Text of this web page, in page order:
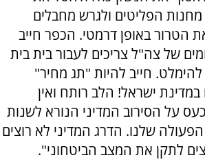
הפליטים ולגרש מחבלים
הטרור באופן דרמטי. הכפר חייב
של צה"ל צריכים לעבור בית בית
חייב להיות "תג מחיר"
במדינת ישראל! הלב רותח ואין
על הסירוב המדיני הנורא לשנות
שלנו. הדרג המדיני לא רוצים
לתקן את המצב הביטחוני".